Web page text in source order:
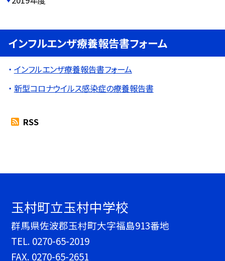
インフルエンザ療養報告書フォーム
インフルエンザ療養報告書フォーム
新型コロナウイルス感染症の療養報告書
RSS
玉村町立玉村中学校
群馬県佐波郡玉村町大字福島913番地
TEL. 0270-65-2019
FAX. 0270-65-2651